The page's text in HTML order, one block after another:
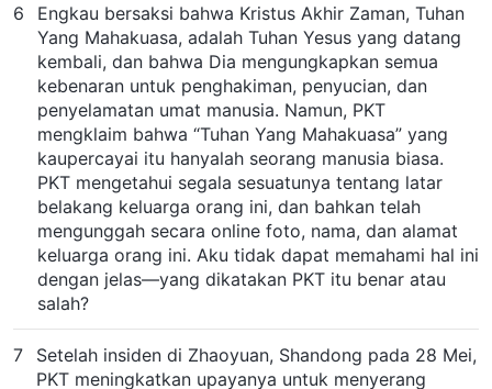
6
Engkau bersaksi bahwa Kristus Akhir Zaman, Tuhan
Yang Mahakuasa, adalah Tuhan Yesus yang datang
kembali, dan bahwa Dia mengungkapkan semua
kebenaran untuk penghakiman, penyucian, dan
penyelamatan umat manusia. Namun, PKT
mengklaim bahwa “Tuhan Yang Mahakuasa” yang
kaupercayai itu hanyalah seorang manusia biasa.
PKT mengetahui segala sesuatunya tentang latar
belakang keluarga orang ini, dan bahkan telah
mengunggah secara online foto, nama, dan alamat
keluarga orang ini. Aku tidak dapat memahami hal ini
dengan jelas—yang dikatakan PKT itu benar atau
salah?
7
Setelah insiden di Zhaoyuan, Shandong pada 28 Mei,
PKT meningkatkan upayanya untuk menyerang